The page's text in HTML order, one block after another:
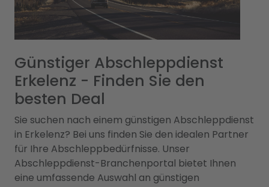
Günstiger Abschleppdienst
Erkelenz - Finden Sie den
besten Deal
Sie suchen nach einem günstigen Abschleppdienst
in Erkelenz? Bei uns finden Sie den idealen Partner
für Ihre Abschleppbedürfnisse. Unser
Abschleppdienst-Branchenportal bietet Ihnen
eine umfassende Auswahl an günstigen